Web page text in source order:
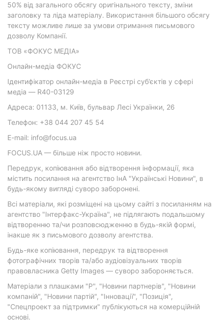
50% від загального обсягу оригінального тексту, зміни
заголовку та ліда матеріалу. Використання більшого обсягу
тексту можливе лише за умови отримання письмового
дозволу Компанії.
ТОВ «ФОКУС МЕДІА»
Онлайн-медіа ФОКУС
Ідентифікатор онлайн-медіа в Реєстрі суб’єктів у сфері
медіа — R40-03129
Адреса: 01133, м. Київ, бульвар Лесі Українки, 26
Телефон: +38 044 207 45 54
E-mail: info@focus.ua
FOCUS.UA — більше ніж просто новини.
Передрук, копіювання або відтворення інформації, яка
містить посилання на агентство ІнА "Українські Новини", в
будь-якому вигляді суворо заборонені.
Всі матеріали, які розміщені на цьому сайті з посиланням на
агентство "Інтерфакс-Україна", не підлягають подальшому
відтворенню та/чи розповсюдженню в будь-якій формі,
інакше як з письмового дозволу агентства.
Будь-яке копіювання, передрук та відтворення
фотографічних творів та/або аудіовізуальних творів
правовласника Getty Images — суворо забороняється.
Матеріали з плашками "Р", "Новини партнерів", "Новини
компаній", "Новини партій", "Інновації", "Позиція",
"Спецпроект за підтримки" публікуються на комерційній
основі.